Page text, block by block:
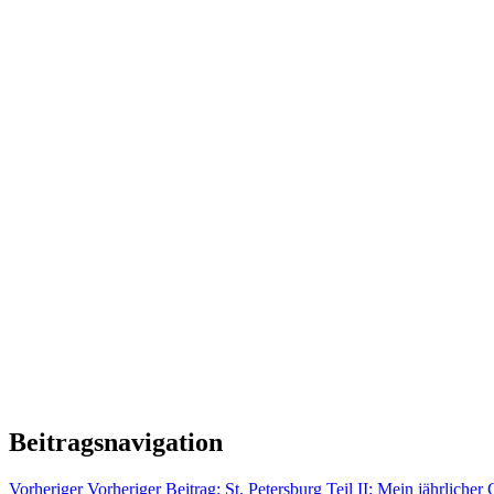
Beitragsnavigation
Vorheriger Vorheriger Beitrag: St. Petersburg Teil II: Mein jährlicher